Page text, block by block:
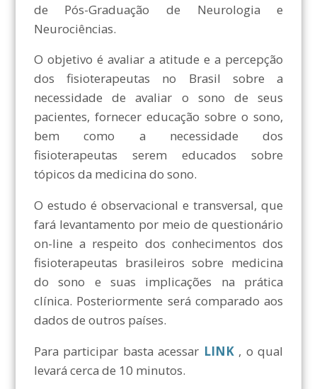
de Pós-Graduação de Neurologia e
Neurociências.
O objetivo é avaliar a atitude e a percepção
dos fisioterapeutas no Brasil sobre a
necessidade de avaliar o sono de seus
pacientes, fornecer educação sobre o sono,
bem como a necessidade dos
fisioterapeutas serem educados sobre
tópicos da medicina do sono.
O estudo é observacional e transversal, que
fará levantamento por meio de questionário
on-line a respeito dos conhecimentos dos
fisioterapeutas brasileiros sobre medicina
do sono e suas implicações na prática
clínica. Posteriormente será comparado aos
dados de outros países.
Para participar basta acessar LINK , o qual
levará cerca de 10 minutos.